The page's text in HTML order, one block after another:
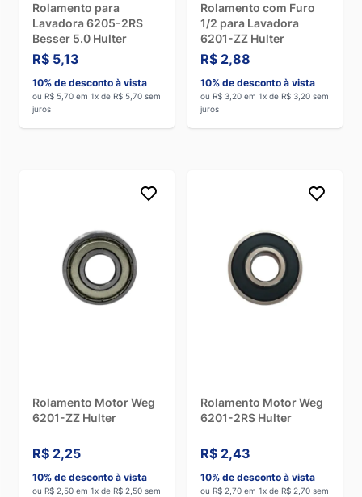
Rolamento para
Lavadora 6205-2RS
Besser 5.0 Hulter
R$ 5,13
10% de desconto à vista
ou R$ 5,70 em 1x de R$ 5,70 sem
juros
Rolamento com Furo
1/2 para Lavadora
6201-ZZ Hulter
R$ 2,88
10% de desconto à vista
ou R$ 3,20 em 1x de R$ 3,20 sem
juros
Rolamento Motor Weg
6201-ZZ Hulter
R$ 2,25
10% de desconto à vista
ou R$ 2,50 em 1x de R$ 2,50 sem
Rolamento Motor Weg
6201-2RS Hulter
R$ 2,43
10% de desconto à vista
ou R$ 2,70 em 1x de R$ 2,70 sem